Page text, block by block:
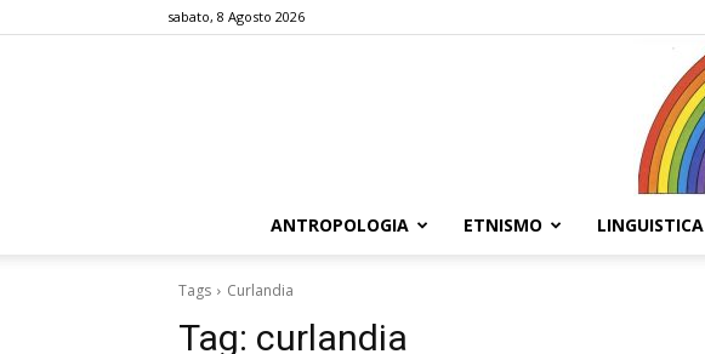
sabato, 8 Agosto 2026
ANTROPOLOGIA ETNISMO LINGUISTICA
Tags Curlandia
Tag: curlandia